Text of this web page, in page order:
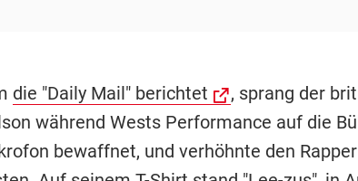
die "Daily Mail" berichtet
, sprang der
während Wests Performance auf die
bewaffnet, und verhöhnte den